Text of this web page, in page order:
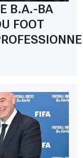
B.A.-BA
FOOT